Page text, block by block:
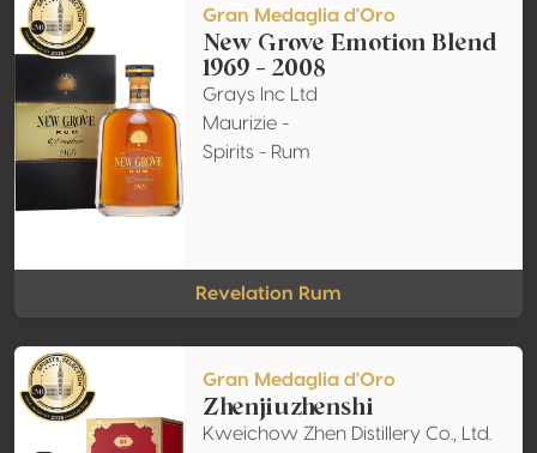
Gran Medaglia d'Oro
New Grove Emotion Blend
1969 - 2008
Grays Inc Ltd
Maurizie -
Spirits - Rum
Revelation Rum
Gran Medaglia d'Oro
Zhenjiuzhenshi
Kweichow Zhen Distillery Co., Ltd.